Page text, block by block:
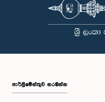
පාර්ලි‌මේන්තුව නරඹන්න